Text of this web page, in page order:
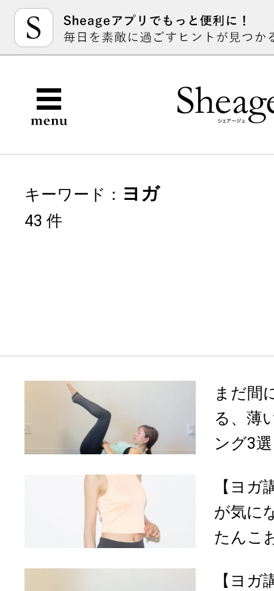
キーワード： ヨガ
43 件
まだ間
る、薄
ング3
【ヨガ
が気に
たんこ
【ヨガ